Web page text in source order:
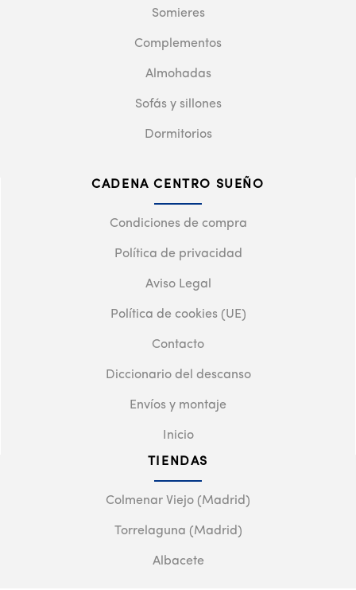
Somieres
Complementos
Almohadas
Sofás y sillones
Dormitorios
CADENA CENTRO SUEÑO
Condiciones de compra
Política de privacidad
Aviso Legal
Política de cookies (UE)
Contacto
Diccionario del descanso
Envíos y montaje
Inicio
TIENDAS
Colmenar Viejo (Madrid)
Torrelaguna (Madrid)
Albacete